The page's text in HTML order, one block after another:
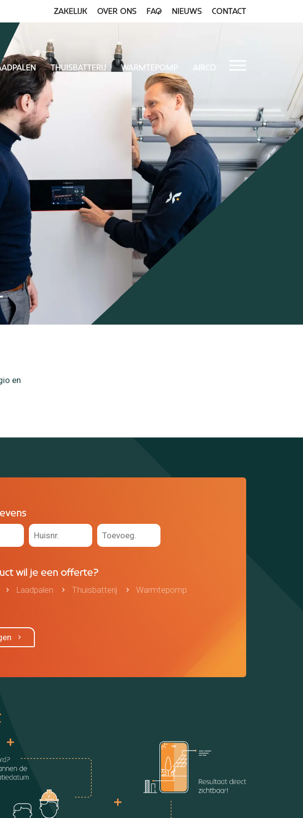
ZAKELIJK OVER ONS FAQ NIEUWS CONTACT
THUISBATTERIJ WARMTEPOMP AIRCO
en
wil je een offerte?
Laadpalen Thuisbatterij
Warmtepomp